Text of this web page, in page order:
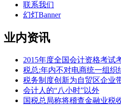
联系我们
幻灯Banner
业内资讯
2015年度全国会计资格考试
税总:年内不对电商统一组织
税务制度创新为自贸区企业
会计人的“八小时”以外
国税总局称将稽查金融业税